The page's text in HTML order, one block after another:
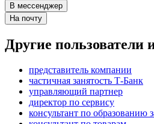
В мессенджер
На почту
Другие пользователи
представитель компании
частичная занятость Т-Банк
управляющий партнер
директор по сервису
консультант по образованию